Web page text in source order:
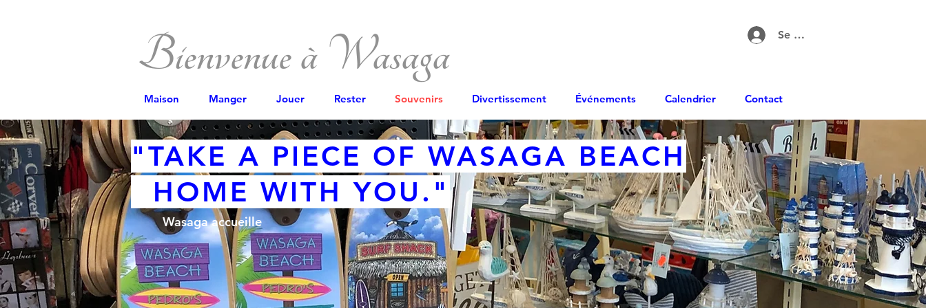
Bienvenue à Wasaga Se connecter
Maison Manger Jouer Rester Souvenirs Divertissement Événements Calendrier Contact
"TAKE A PIECE OF WASAGA BEACH
HOME WITH YOU."
Wasaga accueille